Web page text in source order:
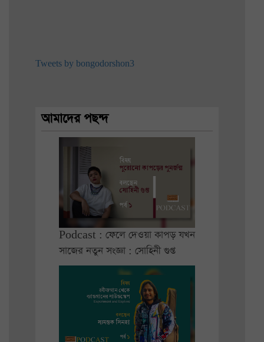
Tweets by bongodorshon3
আমাদের পছন্দ
Podcast : ফেলে দেওয়া কাপড় যখন
সাজের নতুন সংজ্ঞা : সোহিনী গুপ্ত